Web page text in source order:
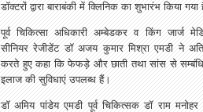
डॉक्टरों द्वारा बाराबंकी में क्लिनिक का शुभारंभ किया
पूर्व चिकित्सा अधिकारी अम्बेडकर व किंग जार्ज
सीनियर रेजीडेंट डॉ अजय कुमार मिश्रा एमडी ने
करते हुए कहा कि फेफड़े और छाती तथा सांस से
इलाज की सुविधाएं उपलब्ध हैं।
डॉ अमिय पांडेय एमडी पूर्व चिकित्सक डॉ राम मनोहर